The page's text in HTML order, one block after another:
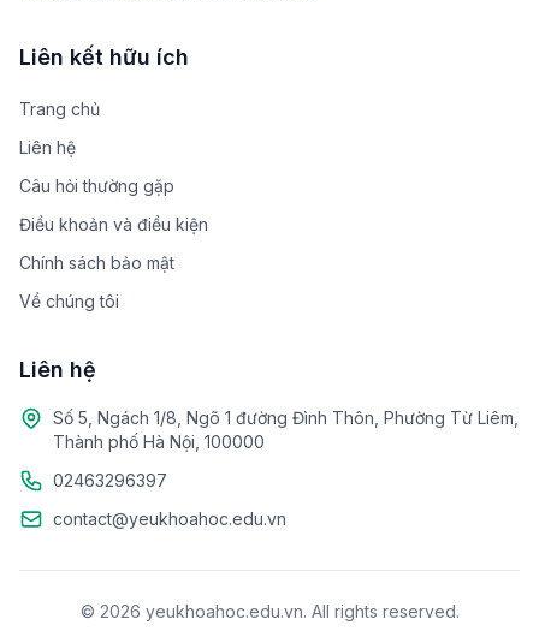
Liên kết hữu ích
Trang chủ
Liên hệ
Câu hỏi thường gặp
Điều khoản và điều kiện
Chính sách bảo mật
Về chúng tôi
Liên hệ
Số 5, Ngách 1/8, Ngõ 1 đường Đình Thôn, Phường Từ Liêm,
Thành phố Hà Nội, 100000
02463296397
contact@yeukhoahoc.edu.vn
© 2026 yeukhoahoc.edu.vn. All rights reserved.